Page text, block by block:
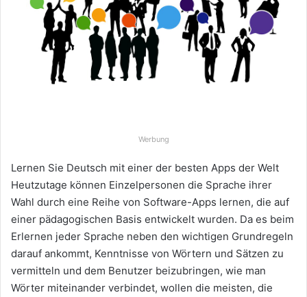
Werbung
Lernen Sie Deutsch mit einer der besten Apps der Welt
Heutzutage können Einzelpersonen die Sprache ihrer
Wahl durch eine Reihe von Software-Apps lernen, die auf
einer pädagogischen Basis entwickelt wurden. Da es beim
Erlernen jeder Sprache neben den wichtigen Grundregeln
darauf ankommt, Kenntnisse von Wörtern und Sätzen zu
vermitteln und dem Benutzer beizubringen, wie man
Wörter miteinander verbindet, wollen die meisten, die